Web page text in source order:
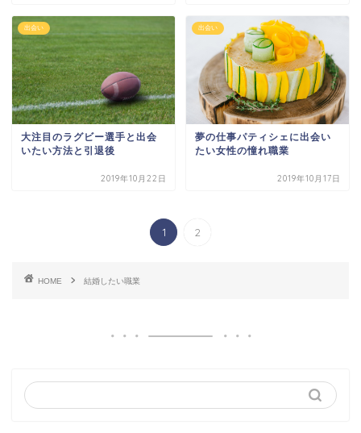
出会い
大注目のラグビー選手と出会
いたい方法と引退後
2019年10月22日
出会い
夢の仕事パティシェに出会い
たい女性の憧れ職業
2019年10月17日
1 2
HOME 結婚したい職業